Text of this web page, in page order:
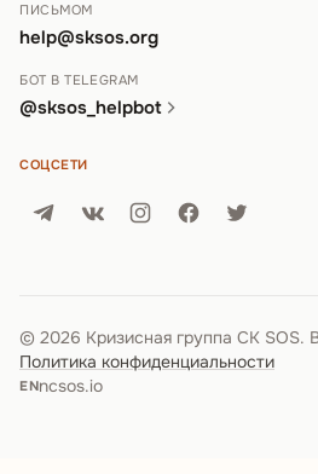
ПИСЬМОМ
help@sksos.org
БОТ В TELEGRAM
@sksos_helpbot
СОЦСЕТИ
© 2026 Кризисная группа СК SOS.
Политика конфиденциальности
ENncsos.io